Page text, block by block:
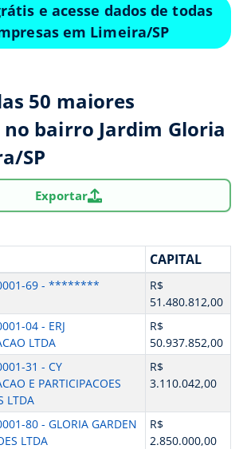
e acesse dados de todas
em Limeira/SP
50 maiores
bairro Jardim Gloria
SP
Exportar
CAPITAL
69 - ********
R$
51.480.812,00
04 - ERJ
LTDA
R$
50.937.852,00
31 - CY
E PARTICIPACOES
LTDA
R$
3.110.042,00
80 - GLORIA GARDEN
LTDA
R$
2.850.000,00